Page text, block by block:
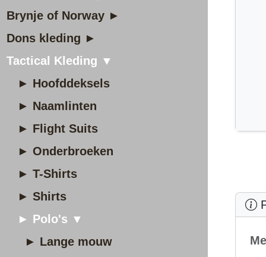
Brynje of Norway ►
Dons kleding ►
Tactical Kleding ▼
► Hoofddeksels
► Naamlinten
► Flight Suits
► Onderbroeken
► T-Shirts
► Shirts
► Polo's ▼
► Lange mouw